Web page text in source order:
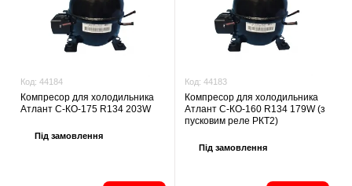
Код: 44184
Компресор для холодильника
Атлант С-КО-175 R134 203W
Під замовлення
Код: 44183
Компресор для холодильника
Атлант С-КО-160 R134 179W (з
пусковим реле РКТ2)
Під замовлення